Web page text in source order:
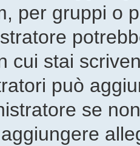
per gruppi o
cui stai
può
se